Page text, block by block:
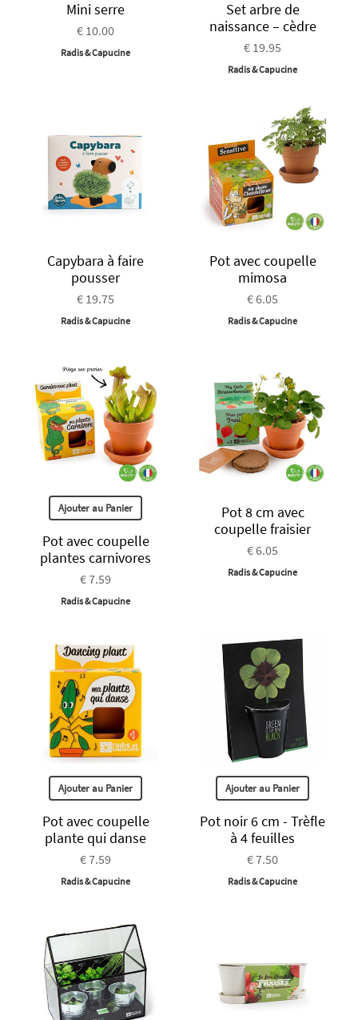
Mini serre
€ 10.00
Radis & Capucine
Set arbre de
naissance – cèdre
€ 19.95
Radis & Capucine
Capybara à faire
pousser
€ 19.75
Radis & Capucine
Pot avec coupelle
mimosa
€ 6.05
Radis & Capucine
Ajouter au Panier
Pot avec coupelle
plantes carnivores
€ 7.59
Radis & Capucine
Pot 8 cm avec
coupelle fraisier
€ 6.05
Radis & Capucine
Ajouter au Panier
Pot avec coupelle
plante qui danse
€ 7.59
Radis & Capucine
Ajouter au Panier
Pot noir 6 cm - Trèfle
à 4 feuilles
€ 7.50
Radis & Capucine